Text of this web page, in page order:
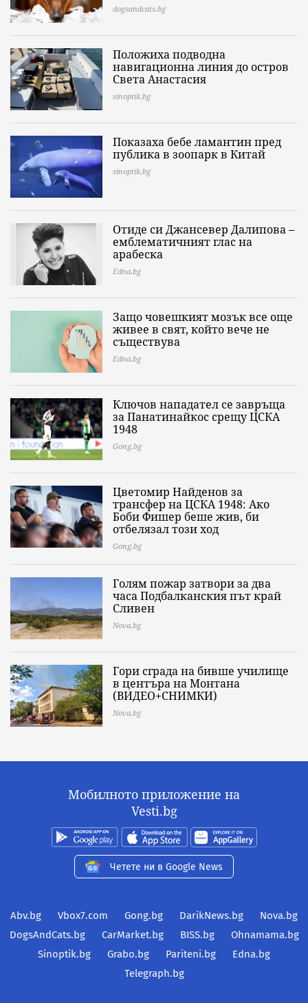
dogsandcats.bg
Положиха подводна
навигационна линия до остров
Света Анастасия
sinoptik.bg
Показаха бебе ламантин пред
публика в зоопарк в Китай
sinoptik.bg
Отиде си Джансевер Далипова –
емблематичният глас на
арабеска
Edna.bg
Защо човешкият мозък все още
живее в свят, който вече не
съществува
Edna.bg
Ключов нападател се завръща
за Панатинайкос срещу ЦСКА
1948
Gong.bg
Цветомир Найденов за
трансфер на ЦСКА 1948: Ако
Боби Фишер беше жив, би
отбелязал този ход
Gong.bg
Голям пожар затвори за два
часа Подбалканския път край
Сливен
Nova.bg
Гори сграда на бивше училище
в центъра на Монтана
(ВИДЕО+СНИМКИ)
Nova.bg
Мобилното приложение на
Vesti.bg
Четете ни в Google News
Abv.bg Vbox7.com Gong.bg DarikNews.bg
Nova.bg
DogsAndCats.bg
CarMarket.bg BISS.bg
Ohnamama.bg
Sinoptik.bg
Grabo.bg Pariteni.bg
Edna.bg
Telegraph.bg